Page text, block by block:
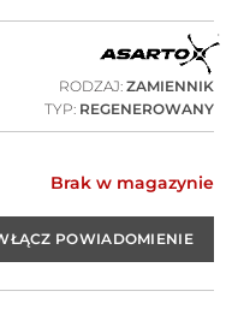
RODZAJ: ZAMIENNIK
TYP: REGENEROWANY
Brak w magazynie